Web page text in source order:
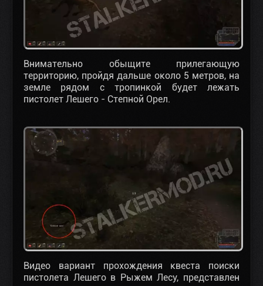
Внимательно обыщите прилегающую
территорию, пройдя дальше около 5 метров, на
земле рядом с тропинкой будет лежать
пистолет Лешего - Степной Орел.
Видео вариант прохождения квеста поиски
пистолета Лешего в Рыжем Лесу, представлен